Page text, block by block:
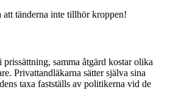
att tänderna inte tillhör kroppen!
samma åtgärd kostar olika
Privattandläkarna sätter själva sina
taxa fastställs av politikerna vid de